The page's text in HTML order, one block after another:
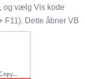
og vælg Vis kode
F11). Dette åbner VB